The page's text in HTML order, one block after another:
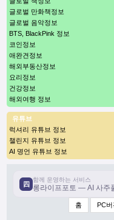
글로벌 만화책정보
글로벌 음악정보
BTS, BlackPink 정보
코인정보
애완견정보
해외부동산정보
요리정보
건강정보
해외여행 정보
유튜브
럭셔리 유튜브 정보
챌린지 유튜브 정보
AI 명언 유튜브 정보
四
함께 운영하는 서비스
롱라이프포토 — AI 사주
홈 PC버